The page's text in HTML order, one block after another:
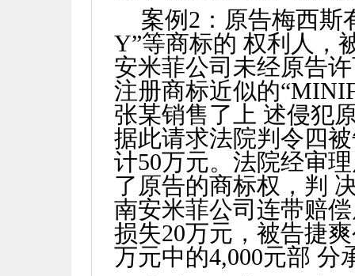
案例 2 ：原告梅西斯
Y”等商标的 权利人，
安米菲公司未经原告
注册商标近似的“
张某销售了上 述侵犯
据此请求法院判令四
计50万元。法院经审
了原告的商标权，判
南安米菲公司连带赔
损失20万元，被告捷
万元中的4,000元部 分